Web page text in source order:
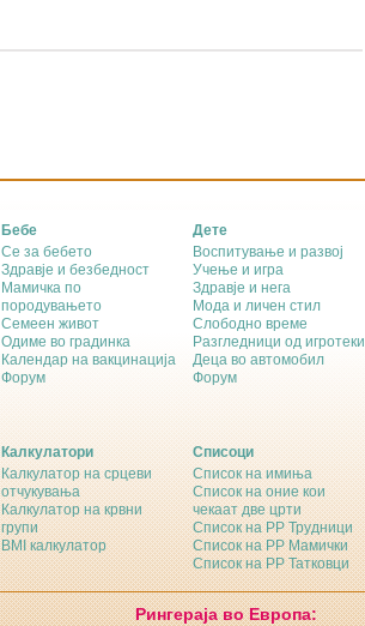
Бебе
Се за бебето
Здравје и безбедност
Мамичка по
породувањето
Семеен живот
Одиме во градинка
Календар на вакцинација
Форум
Дете
Воспитување и развој
Учење и игра
Здравје и нега
Мода и личен стил
Слободно време
Разгледници од игротеки
Деца во автомобил
Форум
Калкулатори
Калкулатор на срцеви
отчукувања
Калкулатор на крвни
групи
BMI калкулатор
Списоци
Список на имиња
Список на оние кои
чекаат две црти
Список на РР Трудници
Список на РР Мамички
Список на РР Татковци
Рингераја во Европа: